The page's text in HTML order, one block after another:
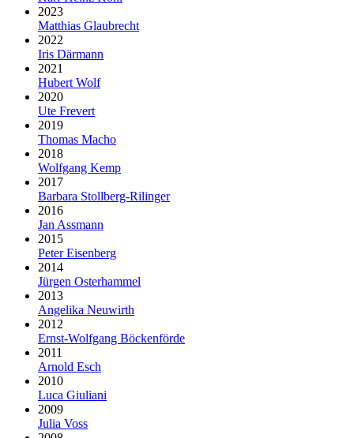
2023
Matthias Glaubrecht
2022
Iris Därmann
2021
Hubert Wolf
2020
Ute Frevert
2019
Thomas Macho
2018
Wolfgang Kemp
2017
Barbara Stollberg-Rilinger
2016
Jan Assmann
2015
Peter Eisenberg
2014
Jürgen Osterhammel
2013
Angelika Neuwirth
2012
Ernst-Wolfgang Böckenförde
2011
Arnold Esch
2010
Luca Giuliani
2009
Julia Voss